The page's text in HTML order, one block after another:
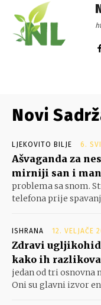
Novi
LJEKOVITO BILJE 6.
Ašvaganda za
mirniji san i
problema sa snom.
telefona prije
ISHRANA 12. VELJAČE
Zdravi
kako ih
jedan od tri
Oni su glavni izvor